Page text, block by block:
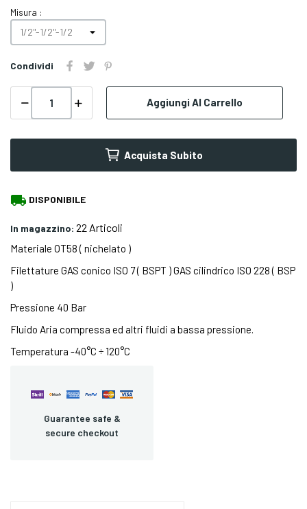
Misura :
Condividi
Aggiungi Al Carrello
Acquista Subito
local_shipping DISPONIBILE
In magazzino: 22 Articoli
Materiale OT58 ( nichelato )
Filettature GAS conico ISO 7 ( BSPT ) GAS cilindrico ISO 228 ( BSP
)
Pressione 40 Bar
Fluido Aria compressa ed altri fluidi a bassa pressione.
Temperatura -40°C ÷ 120°C
Guarantee safe &
secure checkout